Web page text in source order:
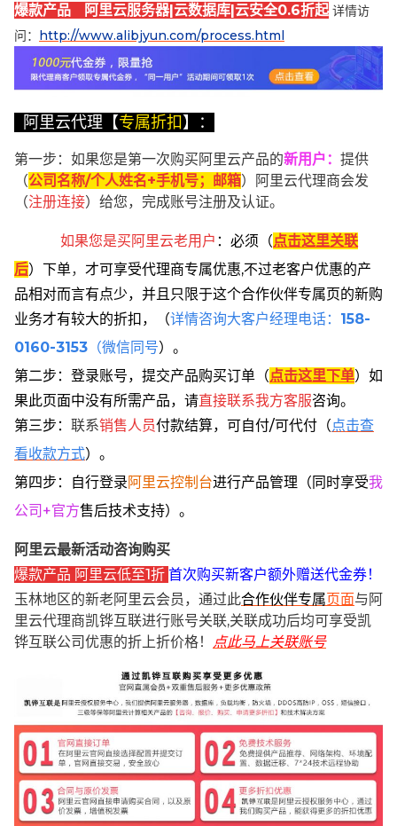
爆款产品 阿里云服务器|云数据库|云安全0.6折起 详情访
问： http://www.alibjyun.com/process.html
阿里云代理【专属折扣】：
第一步：如果您是第一次购买阿里云产品的新用户 ： 提供
（公司名称/个人姓名+手机号；邮箱）阿里云代理商会发
（注册连接）给您，完成账号注册及认证。
如果您是买阿里云老用户 ： 必须 （点击这里关联
后） 下单， 才可享受代理商专属优惠,不过老客户优惠的产
品相对而言有点少，并且只限于这个合作伙伴专属页的新购
业务才有较大的折扣，
（详情咨询大客户经理电话： 158-
0160-3153 （微信同号）。
第二步：登录账号，提交产品购买订单（点击这里下单） 如
果此页面中没有所需产品，请直接联系我方客服咨询。
第三步： 联系销售人员付款结算，可自付/可代付（点击查
看收款方式）。
第四步：自行登录阿里云控制台进行产品管理（同时享受我
公司+官方售后技术支持）。
阿里云最新活动咨询购买
爆款产品 阿里云低至1折 首次购买新客户额外赠送代金券！
玉林地区的新老阿里云会员，通过此合作伙伴专属页面与阿
里云代理商凯铧互联进行账号关联,关联成功后均可享受凯
铧互联公司优惠的折上折价格！
点此马上关联账号